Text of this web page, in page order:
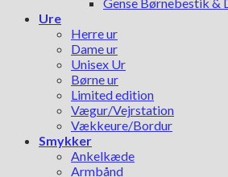
Gense Børnebestik &
Ure
Herre ur
Dame ur
Unisex Ur
Børne ur
Limited edition
Vægur/Vejrstation
Vækkeure/Bordur
Smykker
Ankelkæde
Armbånd